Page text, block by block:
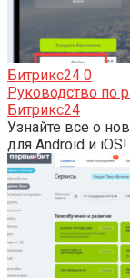
Битрикс24 0
Руководство по
Битрикс24
Узнайте все о
для Android и